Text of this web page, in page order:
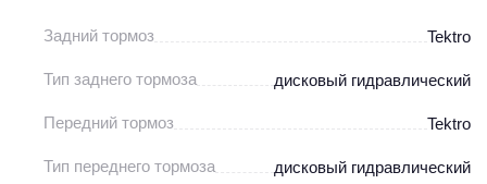
Задний тормоз Tektro
Тип заднего тормоза дисковый гидравлический
Передний тормоз Tektro
Тип переднего тормоза дисковый гидравлический